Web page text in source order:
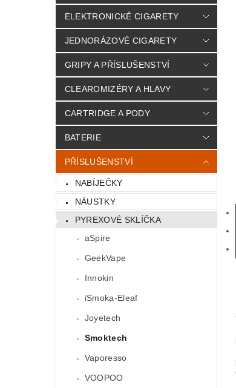
ELEKTRONICKÉ CIGARETY
JEDNORÁZOVÉ CIGARETY
GRIPY A PŘÍSLUŠENSTVÍ
CLEAROMIZÉRY A HLAVY
CARTRIDGE A PODY
BATERIE
PŘÍSLUŠENSTVÍ
NABÍJEČKY
NÁUSTKY
PYREXOVÉ SKLÍČKA
aSpire
GeekVape
Innokin
iSmoka-Eleaf
Joyetech
Smoktech
Vaporesso
VOOPOO